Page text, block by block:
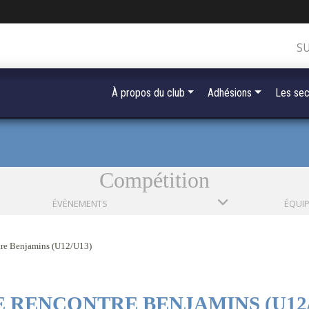
Compétition
ÉVÈNEMENTS
Benjamins (U12/U13)
RENCONTRE BENJAMINS
À propos du club Adhésions Les